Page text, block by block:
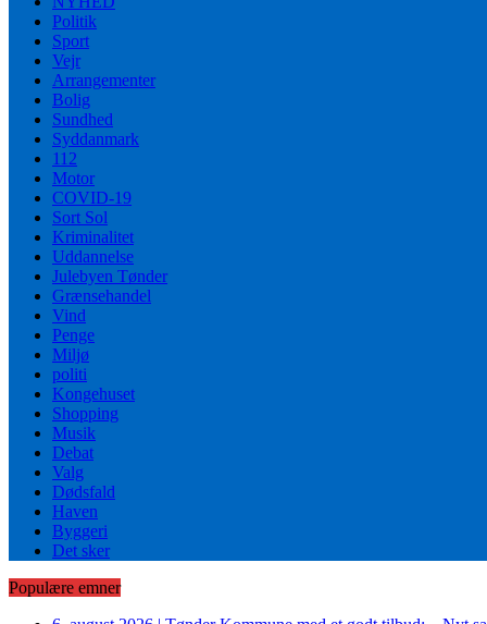
Politik
Sport
Vejr
Arrangementer
Bolig
Sundhed
Syddanmark
112
Motor
COVID-19
Sort Sol
Kriminalitet
Uddannelse
Julebyen Tønder
Grænsehandel
Vind
Penge
Miljø
politi
Kongehuset
Shopping
Musik
Debat
Valg
Dødsfald
Haven
Byggeri
Det sker
Populære emner